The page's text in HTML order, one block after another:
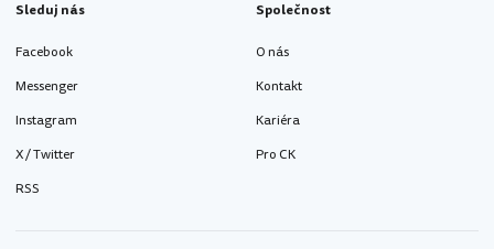
Sleduj nás
Facebook
Messenger
Instagram
X / Twitter
RSS
Společnost
O nás
Kontakt
Kariéra
Pro CK